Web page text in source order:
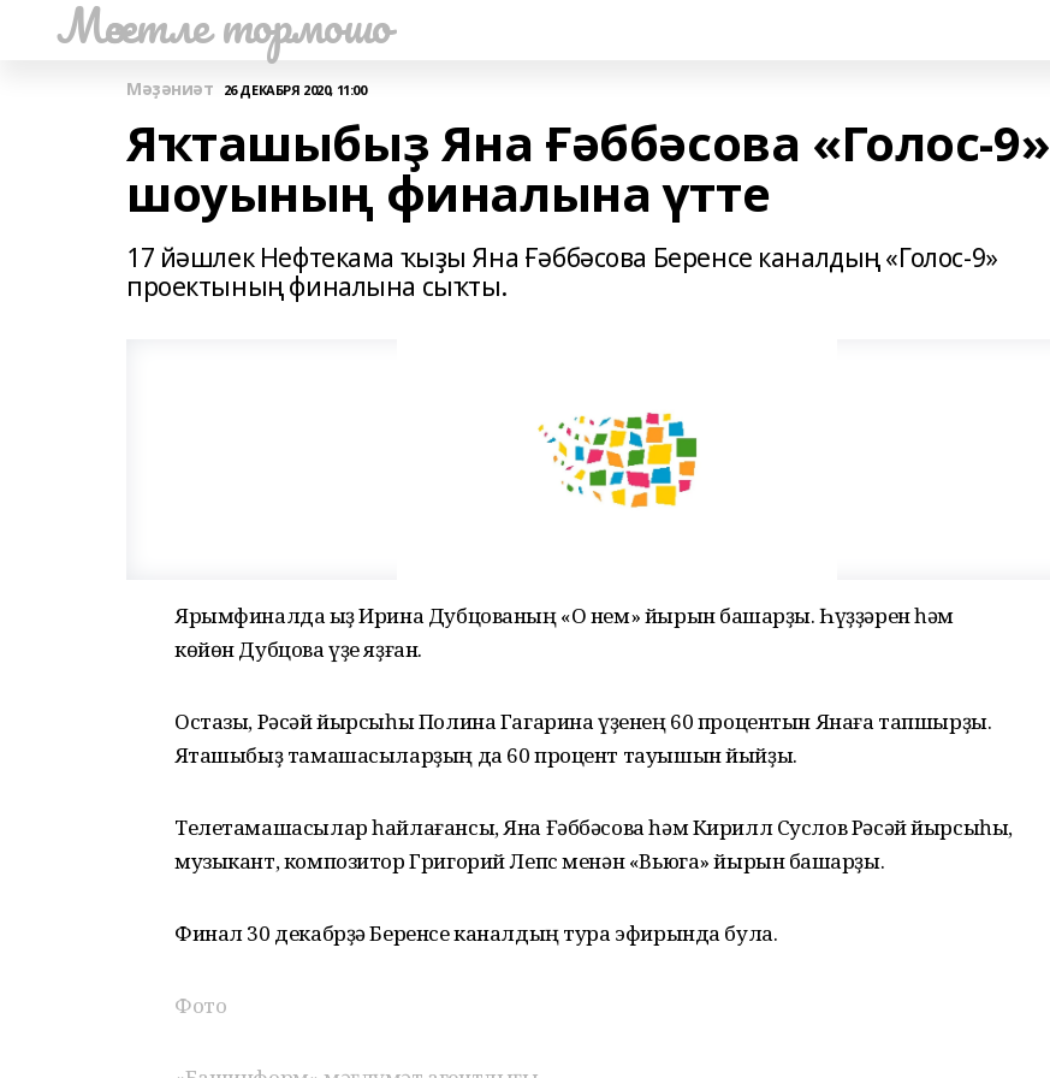
Мәсетле тормошо
Мәҙәниәт 26 ДЕКАБРЯ 2020, 11:00
Яҡташыбыҙ Яна Ғәббәсова «Голос-9»
шоуының финалына үтте
17 йәшлек Нефтекама ҡыҙы Яна Ғәббәсова Беренсе каналдың «Голос-9»
проектының финалына сыҡты.
Ярымфиналда ҡыҙ Ирина Дубцованың «О нем» йырын башҡарҙы. Һүҙҙәрен һәм
көйөн Дубцова үҙе яҙған.
Остазы, Рәсәй йырсыһы Полина Гагарина үҙенең 60 процентын Янаға тапшырҙы.
Яҡташыбыҙ тамашасыларҙың да 60 процент тауышын йыйҙы.
Телетамашасылар һайлағансы, Яна Ғәббәсова һәм Кирилл Суслов Рәсәй йырсыһы,
музыкант, композитор Григорий Лепс менән «Вьюга» йырын башҡарҙы.
Финал 30 декабрҙә Беренсе каналдың тура эфирында була.
Фото